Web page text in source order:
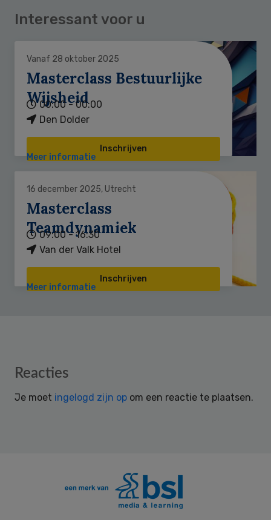
Interessant voor u
Vanaf 28 oktober 2025
Masterclass Bestuurlijke
Wijsheid
00:00 - 00:00
Den Dolder
Inschrijven
Meer informatie
16 december 2025, Utrecht
Masterclass
Teamdynamiek
09:00 - 16:30
Van der Valk Hotel
Inschrijven
Meer informatie
Reader
Reacties
Je moet ingelogd zijn op om een reactie te plaatsen.